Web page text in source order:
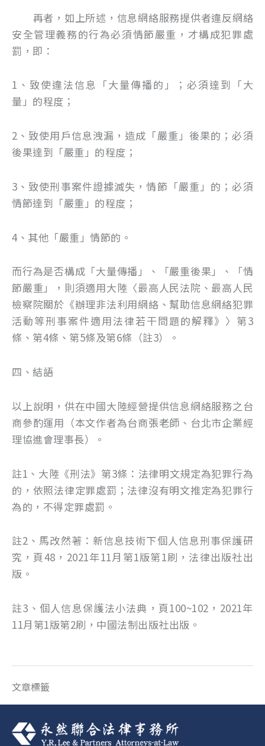
再者，如上所述，信息網絡服務提供者違反網絡
安全管理義務的行為必須情節嚴重，才構成犯罪處
罰，即：
1、致使違法信息「大量傳播的」；必須達到「大
量」的程度；
2、致使用戶信息洩漏，造成「嚴重」後果的；必須
後果達到「嚴重」的程度；
3、致使刑事案件證據滅失，情節「嚴重」的；必須
情節達到「嚴重」的程度；
4、其他「嚴重」情節的。
而行為是否構成「大量傳播」、「嚴重後果」、「情
節嚴重」，則須適用大陸〈最高人民法院、最高人民
檢察院關於《辦理非法利用網絡、幫助信息網絡犯罪
活動等刑事案件適用法律若干問題的解釋》〉第3
條、第4條、第5條及第6條（註3）。
四、結語
以上說明，供在中國大陸經營提供信息網絡服務之台
商參酌運用（本文作者為台商張老師、台北市企業經
理協進會理事長）。
註1、大陸《刑法》第3條：法律明文規定為犯罪行為
的，依照法律定罪處罰；法律沒有明文推定為犯罪行
為的，不得定罪處罰。
註2、馬改然著：新信息技術下個人信息刑事保護研
究，頁48，2021年11月第1版第1刷，法律出版社出
版。
註3、個人信息保護法小法典，頁100~102，2021年
11月第1版第2刷，中國法制出版社出版。
文章標籤